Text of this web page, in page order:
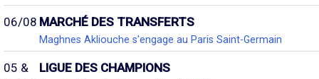
06/08 MARCHÉ DES TRANSFERTS
Maghnes Akliouche s'engage au Paris Saint-Germain
05 &
LIGUE DES CHAMPIONS